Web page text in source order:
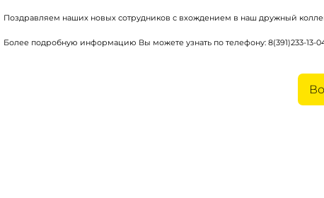
Поздравляем наших новых сотрудников с вхождением в наш дружный
Более подробную информацию Вы можете узнать по телефону: 8(391)233-13-